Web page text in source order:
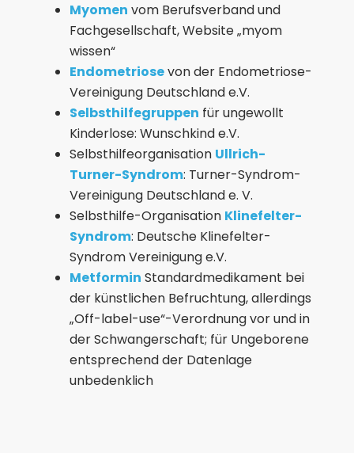
Myomen vom Berufsverband und
Fachgesellschaft,Website„myom
wissen“
Endometriosevon der Endometriose-
Vereinigung Deutschland e.V.
Selbsthilfegruppen für ungewollt
Kinderlose: Wunschkind e.V.
Selbsthilfeorganisation Ullrich-
Turner-Syndrom: Turner-Syndrom-
Vereinigung Deutschland e. V.
Selbsthilfe-Organisation Klinefelter-
Syndrom: Deutsche Klinefelter-
Syndrom Vereinigung e.V.
Metformin Standardmedikament bei
der künstlichen Befruchtung, allerdings
„Off-label-use“-Verordnungvor und in
der Schwangerschaft; für Ungeborene
entsprechend der Datenlage
unbedenklich